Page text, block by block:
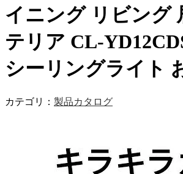
イニング リビング
テリア CL-
シーリングライト
カテゴリ： 製品カタログ